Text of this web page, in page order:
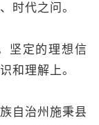
时代之问。
定的理想信
和理解上。
自治州施秉县